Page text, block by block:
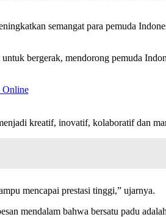
semangat para pemuda
bergerak, mendorong pemuda
kreatif, inovatif, kolaboratif dan
mencapai prestasi tinggi,” ujarnya.
mendalam bahwa bersatu padu